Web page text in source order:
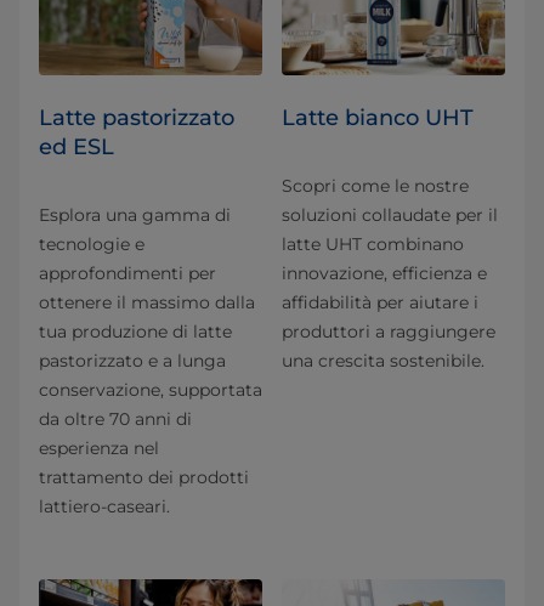
Latte pastorizzato
ed ESL
Esplora una gamma di
tecnologie e
approfondimenti per
ottenere il massimo dalla
tua produzione di latte
pastorizzato e a lunga
conservazione, supportata
da oltre 70 anni di
esperienza nel
trattamento dei prodotti
lattiero-caseari.
Latte bianco UHT
Scopri come le nostre
soluzioni collaudate per il
latte UHT combinano
innovazione, efficienza e
affidabilità per aiutare i
produttori a raggiungere
una crescita sostenibile.